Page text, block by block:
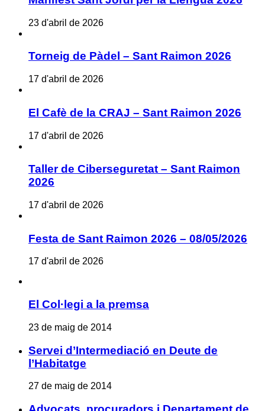
23 d'abril de 2026
Torneig de Pàdel – Sant Raimon 2026
17 d'abril de 2026
El Cafè de la CRAJ – Sant Raimon 2026
17 d'abril de 2026
Taller de Ciberseguretat – Sant Raimon
2026
17 d'abril de 2026
Festa de Sant Raimon 2026 – 08/05/2026
17 d'abril de 2026
El Col·legi a la premsa
23 de maig de 2014
Servei d’Intermediació en Deute de
l’Habitatge
27 de maig de 2014